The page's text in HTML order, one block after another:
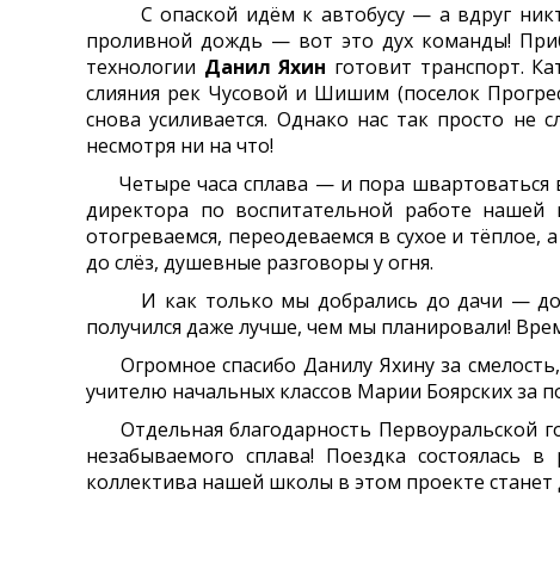
С опаской идём к автобусу — а вдруг никто
проливной дождь — вот это дух команды!
технологии Данил Яхин готовит транспорт.
слияния рек Чусовой и Шишим (поселок
снова усиливается. Однако нас так просто
несмотря ни на что!
Четыре часа сплава — и пора швартоваться
директора по воспитательной работе нашей
отогреваемся, переодеваемся в сухое и
до слёз, душевные разговоры у огня.
И как только мы добрались до дачи —
получился даже лучше, чем мы планировали!
Огромное спасибо Данилу Яхину за
учителю начальных классов Марии Боярских за
Отдельная благодарность Первоуральской
незабываемого сплава! Поездка состоялась
коллектива нашей школы в этом проекте